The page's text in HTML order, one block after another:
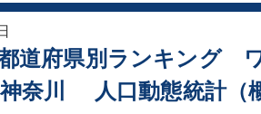
道府県別ランキング
奈川 人口動態統計（